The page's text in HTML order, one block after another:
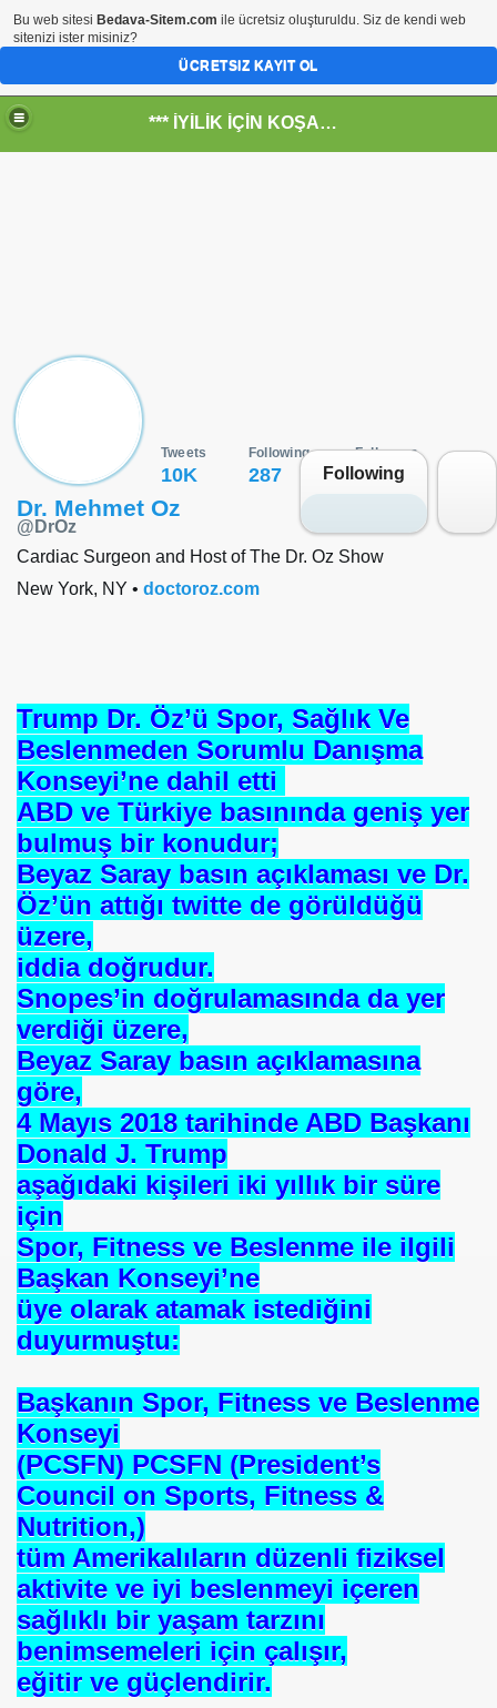
*** İYİLİK İÇİN KOŞANLARIN YERİ***
Tweets
10K
Following
287
Followers
4.16M
Following
Dr. Mehmet Oz
@DrOz
Cardiac Surgeon and Host of The Dr. Oz Show
New York, NY • doctoroz.com
Trump Dr. Öz’ü Spor, Sağlık Ve
Beslenmeden Sorumlu Danışma
Konseyi’ne dahil etti
ABD ve Türkiye basınında geniş yer
bulmuş bir konudur;
Beyaz Saray basın açıklaması ve Dr.
Öz’ün attığı twitte de görüldüğü
üzere,
iddia doğrudur.
Snopes’in doğrulamasında da yer
verdiği üzere,
Beyaz Saray basın açıklamasına
göre,
4 Mayıs 2018 tarihinde ABD Başkanı
Donald J. Trump
aşağıdaki kişileri iki yıllık bir süre
için
Spor, Fitness ve Beslenme ile ilgili
Başkan Konseyi’ne
üye olarak atamak istediğini
duyurmuştu:
Başkanın Spor, Fitness ve Beslenme
Konseyi
(PCSFN) PCSFN (President’s
Council on Sports, Fitness &
Nutrition,)
tüm Amerikalıların düzenli fiziksel
aktivite ve iyi beslenmeyi içeren
sağlıklı bir yaşam tarzını
benimsemeleri için çalışır,
eğitir ve güçlendirir.
- HİDROJEN ENERJİ MRK *NASIL ENGELLENDİ* !!!
Halal Food
TARİHİ MÜZESİ
Bu web sitesi Bedava-Sitem.com ile ücretsiz oluşturuldu. Siz de kendi web
sitenizi ister misiniz?
ÜCRETSIZ KAYIT OL